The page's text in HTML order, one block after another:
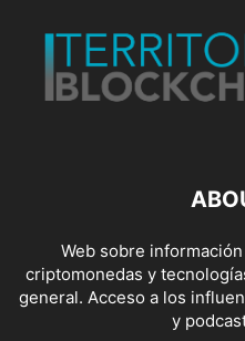
Web sobre
criptomonedas y
general. Acceso a los
y